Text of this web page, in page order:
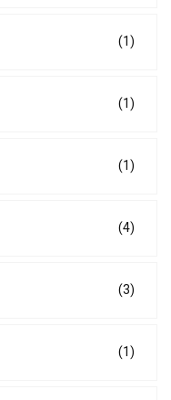
(1)
(1)
(1)
(4)
(3)
(1)